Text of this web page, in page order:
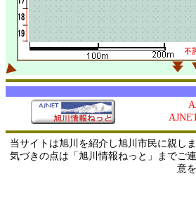
当サイトは旭川を紹介し旭川市民に親し
気づきの点は「旭川情報ねっと」までご
意